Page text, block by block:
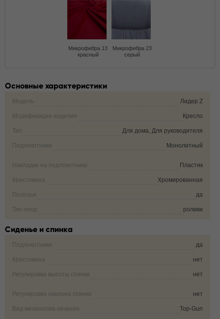
Микрофибра 13
красный
Микрофибра 23
серый
Основные характеристики
Модель Лидер Z
Модификация изделия Кресло
Тип Для дома, Для руководителя
Подлокотники Монолитный
Накладки на подлокотники Пластик
Крестовина Хромированная
Полозья да
Тип опор ролики
Сиденье и спинка
Подлокотники да
Крестовина нет
Регулировка высоты спинки нет
Регулировка наклона спинки нет
Вид механизма качания Top-Gun